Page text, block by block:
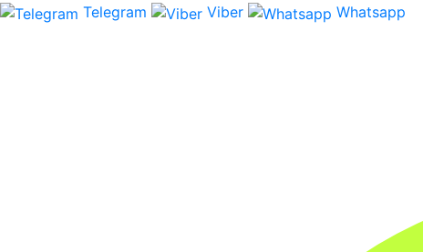
Telegram
Viber Whatsapp